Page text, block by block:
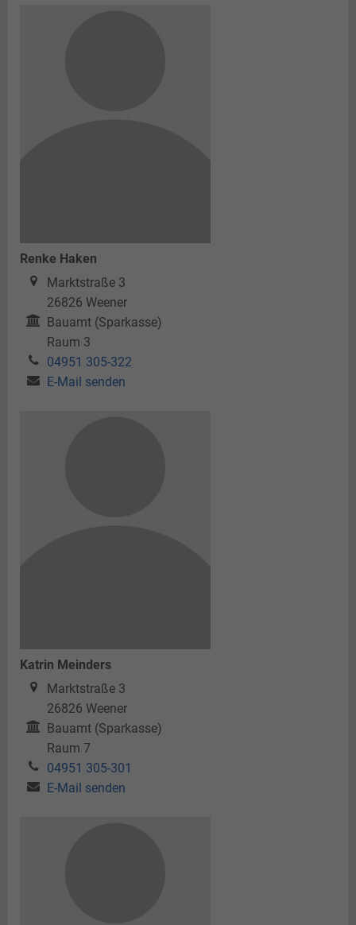
Renke Haken
Marktstraße 3
26826 Weener
Bauamt (Sparkasse)
Raum 3
04951 305-322
E-Mail senden
Katrin Meinders
Marktstraße 3
26826 Weener
Bauamt (Sparkasse)
Raum 7
04951 305-301
E-Mail senden